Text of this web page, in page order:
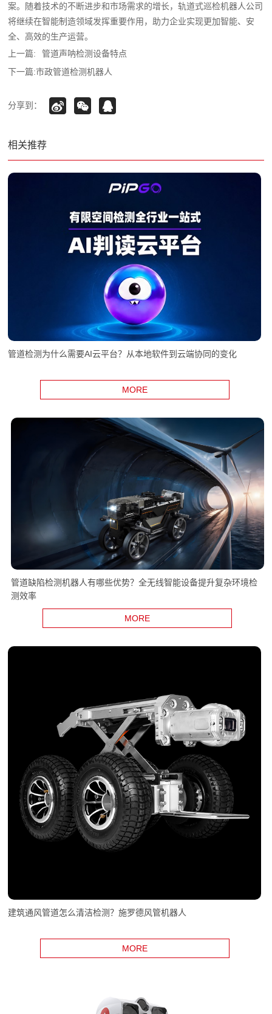
案。随着技术的不断进步和市场需求的增长，轨道式巡检机器人公司
将继续在智能制造领域发挥重要作用，助力企业实现更加智能、安
全、高效的生产运营。
上一篇:
管道声呐检测设备特点
下一篇:市政管道检测机器人
分享到：
相关推荐
管道检测为什么需要AI云平台？从本地软件到云端协同的变化
MORE
管道缺陷检测机器人有哪些优势？全无线智能设备提升复杂环境检
测效率
MORE
建筑通风管道怎么清洁检测？施罗德风管机器人
MORE